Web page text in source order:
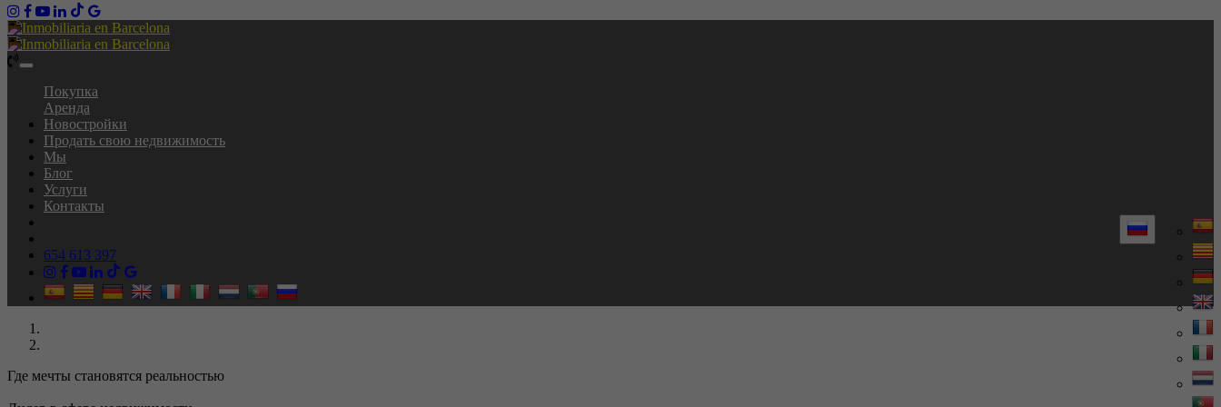
Toggle
navigation
Покупка
Аренда
Новостройки
Продать свою недвижимость
Мы
Блог
Услуги
Контакты
654 613 397
Где мечты становятся реальностью